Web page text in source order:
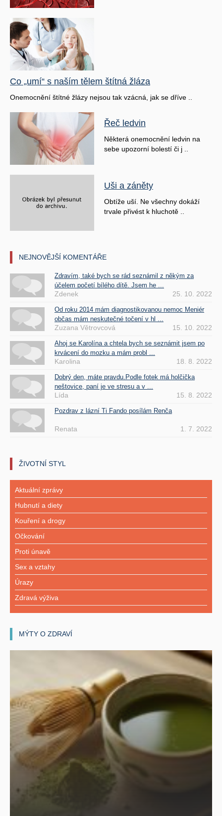
Co „umí“ s naším tělem štítná žláza
Onemocnění štítné žlázy nejsou tak vzácná, jak se dříve ..
Řeč ledvin
Některá onemocnění ledvin na
sebe upozorní bolestí či j ..
Uši a záněty
Obtíže uší. Ne všechny dokáží
trvale přivést k hluchotě ..
NEJNOVĚJŠÍ KOMENTÁŘE
Zdravím, také bych se rád seznámil z někým za
účelem početí bílého dítě. Jsem he ...
Zdenek 25. 10. 2022
Od roku 2014 mám diagnostikovanou nemoc Meniér
občas mám neskutečné točení v hl ...
Zuzana Větrovcová 15. 10. 2022
Ahoj se Karolína a chtela bych se seznámit jsem po
krvácení do mozku a mám probl ...
Karolina 18. 8. 2022
Dobrý den, máte pravdu.Podle fotek má holčička
neštovice, paní je ve stresu a v ...
Lída 15. 8. 2022
Pozdrav z lázní Ti Fando posílám Renča
Renata 1. 7. 2022
ŽIVOTNÍ STYL
Aktuální zprávy
Hubnutí a diety
Kouření a drogy
Očkování
Proti únavě
Sex a vztahy
Úrazy
Zdravá výživa
MÝTY O ZDRAVÍ